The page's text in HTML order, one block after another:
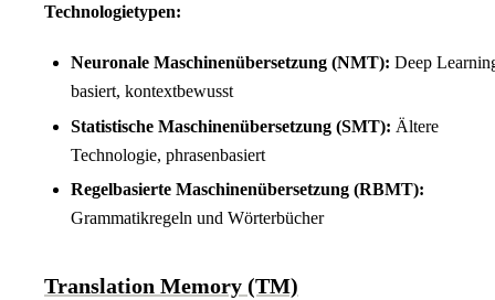
Technologietypen:
Neuronale Maschinenübersetzung (NMT): Deep
basiert, kontextbewusst
Statistische Maschinenübersetzung (SMT): Ältere
Technologie, phrasenbasiert
Regelbasierte Maschinenübersetzung (RBMT):
Grammatikregeln und Wörterbücher
Translation Memory (TM)